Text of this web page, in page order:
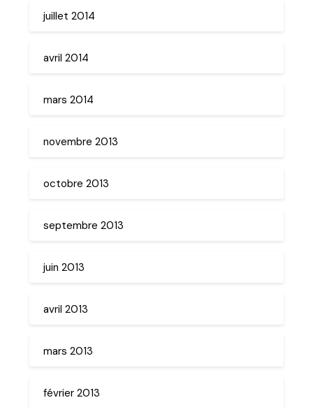
juillet 2014
avril 2014
mars 2014
novembre 2013
octobre 2013
septembre 2013
juin 2013
avril 2013
mars 2013
février 2013